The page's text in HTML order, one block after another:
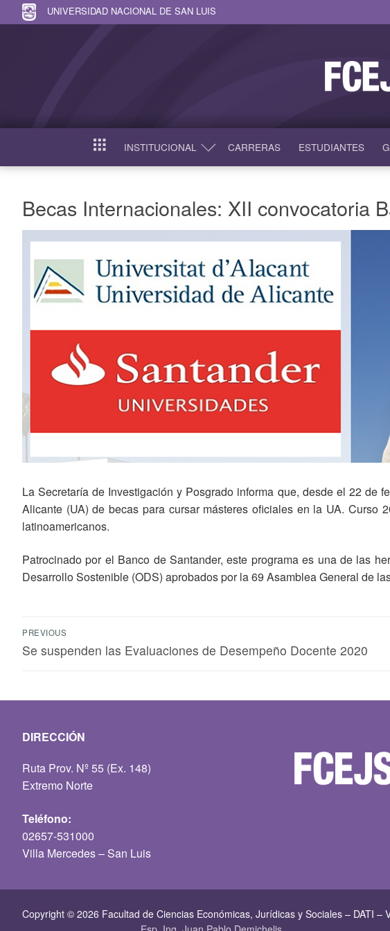
UNIVERSIDAD NACIONAL DE SAN LUIS
INICIO INSTITUCIONAL CARRERAS ESTUDIANTES
Becas Internacionales: XII convocatoria
La Secretaría de Investigación y Posgrado informa que, desde el 22 de
Alicante (UA) de becas para cursar másteres oficiales en la UA. Curso
latinoamericanos.
Patrocinado por el Banco de Santander, este programa es una de las
Desarrollo Sostenible (ODS) aprobados por la 69 Asamblea General de
PREVIOUS
Se suspenden las Evaluaciones de Desempeño Docente 2020
DIRECCIÓN
Ruta Prov. Nº 55 (Ex. 148)
Extremo Norte
Teléfono:
02657-531000
Villa Mercedes – San Luis
Copyright © 2026 Facultad de Ciencias Económicas, Jurí­dicas y Sociales – DATI –